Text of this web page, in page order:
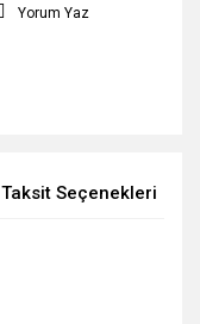
Yorum Yaz
Taksit Seçenekleri